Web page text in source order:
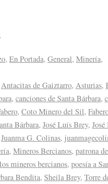
, En Portada, General, Minería,
Antacitas de Gaiztarro, Asturias,
, canciones de Santa Bárbara,
, Coto Minero del Sil,
Bárbara, José Luís Brey,
Juanma G. Colinas,
, Mineros Bercianos, patrona
mineros bercianos, poesía a
Bendita, Sheila Brey, Torre